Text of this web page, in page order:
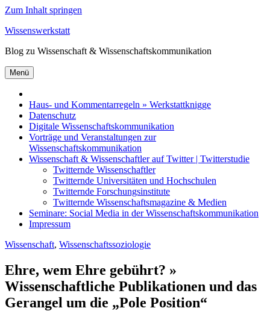
Zum Inhalt springen
Wissenswerkstatt
Blog zu Wissenschaft & Wissenschaftskommunikation
Menü
Haus- und Kommentarregeln » Werkstattknigge
Datenschutz
Digitale Wissenschaftskommunikation
Vorträge und Veranstaltungen zur
Wissenschaftskommunikation
Wissenschaft & Wissenschaftler auf Twitter | Twitterstudie
Twitternde Wissenschaftler
Twitternde Universitäten und Hochschulen
Twitternde Forschungsinstitute
Twitternde Wissenschaftsmagazine & Medien
Seminare: Social Media in der Wissenschaftskommunikation
Impressum
Wissenschaft, Wissenschaftssoziologie
Ehre, wem Ehre gebührt? »
Wissenschaftliche Publikationen und das
Gerangel um die „Pole Position“